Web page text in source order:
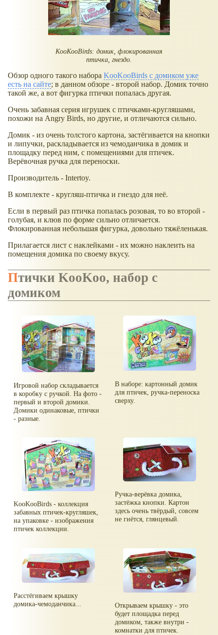
KooKooBirds: домик, флокированная
птичка, гнездо.
Обзор одного такого набора KooKooBirds с домиком уже
есть на сайте; в данном обзоре - второй набор. Домик точно
такой же, а вот фигурка птички попалась другая.
Очень забавная серия игрушек с птичками-кругляшами,
похожи на Angry Birds, но другие, и отличаются сильно.
Домик - из очень толстого картона, застёгивается на кнопки
и липучки, раскладывается из чемоданчика в домик и
площадку перед ним, с помещениями для птичек.
Верёвочная ручка для переноски.
Производитель - Intertoy.
В комплекте - кругляш-птичка и гнездо для неё.
Если в первый раз птичка попалась розовая, то во второй -
голубая, и клюв по форме сильно отличается.
Флокированная небольшая фигурка, довольно тяжёленькая.
Прилагается лист с наклейками - их можно наклеить на
помещения домика по своему вкусу.
Птички KooKoo, набор с
домиком
Игровой набор складывается
в коробку с ручкой. На фото -
первый и второй домики.
Домики одинаковые, птички
- разные.
В наборе: картонный домик
для птичек, ручка-переноска
сверху.
KooKooBirds - коллекция
забавных птичек-кругляшек,
на упаковке - изображения
птичек коллекции.
Ручка-верёвка домика,
застёжка кнопки. Картон
здесь очень твёрдый, совсем
не гнётся, глянцевый.
Расстёгиваем крышку
домика-чемоданчика...
Открываем крышку - это
будет площадка перед
домиком, также внутри -
комнатки для птичек.